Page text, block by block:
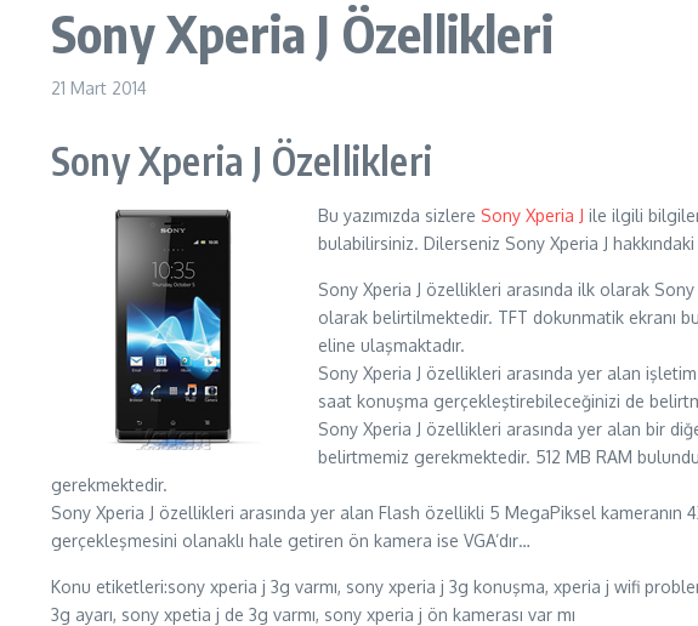
Sony Xperia J Özellikleri
21 Mart 2014
Sony Xperia J Özellikleri
Bu yazımızda sizlere Sony Xperia J ile ilgili
bulabilirsiniz. Dilerseniz Sony Xperia J
Sony Xperia J özellikleri arasında ilk olarak
olarak belirtilmektedir. TFT dokunmatik ekranı
eline ulaşmaktadır.
Sony Xperia J özellikleri arasında yer alan
saat konuşma gerçekleştirebileceğinizi de
Sony Xperia J özellikleri arasında yer alan bir
belirtmemiz gerekmektedir. 512 MB RAM
gerekmektedir.
Sony Xperia J özellikleri arasında yer alan Flash özellikli 5 MegaPiksel
gerçekleşmesini olanaklı hale getiren ön kamera ise VGA’dır…
Konu etiketleri:sony xperia j 3g varmı, sony xperia j 3g konuşma, xperia j wifi
3g ayarı, sony xpetia j de 3g varmı, sony xperia j ön kamerası var mı